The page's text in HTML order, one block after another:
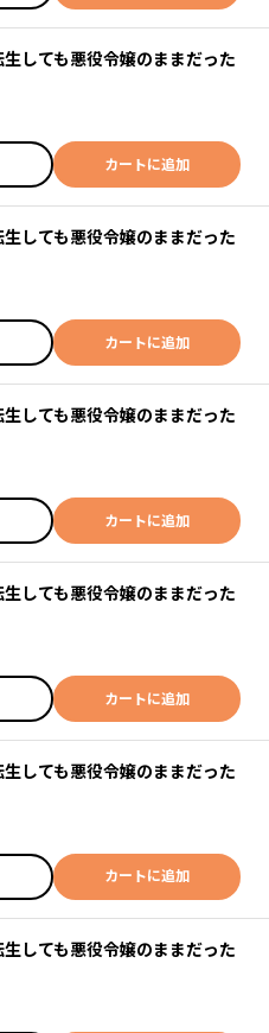
しても悪役令嬢のままだった
カートに追加
しても悪役令嬢のままだった
カートに追加
しても悪役令嬢のままだった
カートに追加
しても悪役令嬢のままだった
カートに追加
しても悪役令嬢のままだった
カートに追加
しても悪役令嬢のままだった